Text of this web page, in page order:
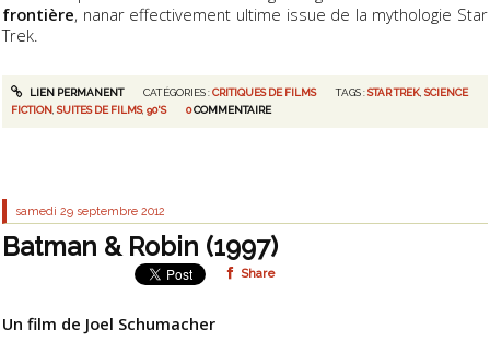
frontière, nanar effectivement ultime issue de la mythologie Star
Trek.
LIEN PERMANENT CATÉGORIES :CRITIQUES DE FILMS TAGS :STAR TREK ,SCIENCE
FICTION ,SUITES DE FILMS,90'S 0COMMENTAIRE
samedi 29 septembre 2012
Batman & Robin (1997)
Share
Un film de Joel Schumacher